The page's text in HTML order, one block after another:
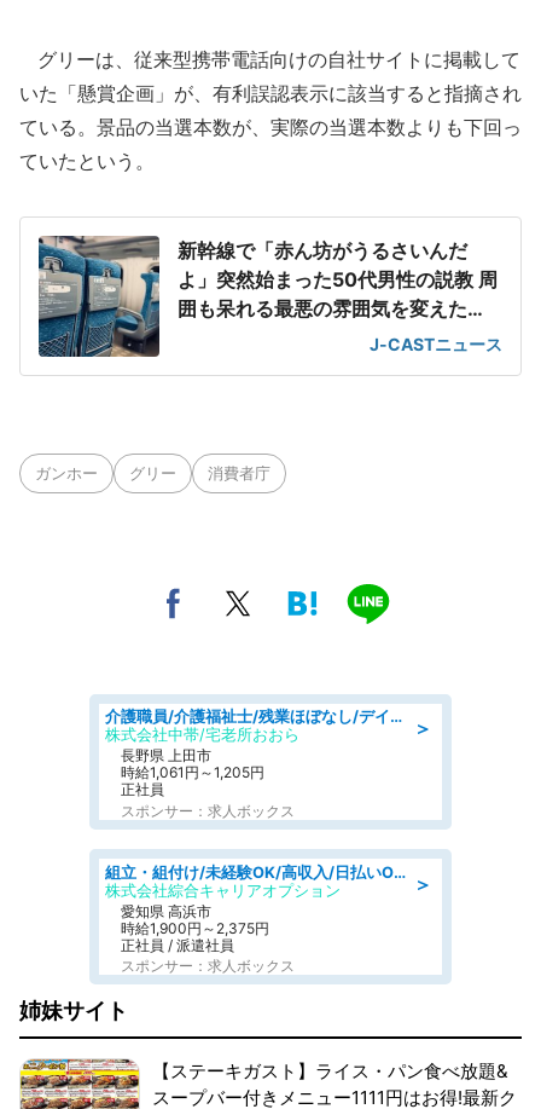
グリーは、従来型携帯電話向けの自社サイトに掲載して
いた「懸賞企画」が、有利誤認表示に該当すると指摘され
ている。景品の当選本数が、実際の当選本数よりも下回っ
ていたという。
新幹線で「赤ん坊がうるさいんだ
よ」突然始まった50代男性の説教 周
囲も呆れる最悪の雰囲気を変えた
J-CASTニュース
ガンホー グリー 消費者庁
＞
介護職員/介護福祉士/残業ほぼなし/デイサービスの介護士/日勤のみ
株式会社中帯/宅老所おおら
長野県 上田市
時給1,061円～1,205円
正社員
スポンサー：求人ボックス
＞
組立・組付け/未経験OK/高収入/日払いOK/寮費無料/交替制
株式会社綜合キャリアオプション
愛知県 高浜市
時給1,900円～2,375円
正社員 / 派遣社員
スポンサー：求人ボックス
姉妹サイト
【ステーキガスト】ライス・パン食べ放題&
スープバー付きメニュー1111円はお得!最新ク